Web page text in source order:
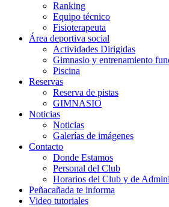
Ranking
Equipo técnico
Fisioterapeuta
Área deportiva social
Actividades Dirigidas
Gimnasio y entrenamiento
Piscina
Reservas
Reserva de pistas
GIMNASIO
Noticias
Noticias
Galerías de imágenes
Contacto
Donde Estamos
Personal del Club
Horarios del Club y de
Peñacañada te informa
Video tutoriales